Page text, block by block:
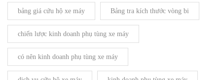
bảng giá cứu hộ xe máy Bảng tra kích thước vòng bi
chiến lược kinh doanh phụ tùng xe máy
có nên kinh doanh phụ tùng xe máy